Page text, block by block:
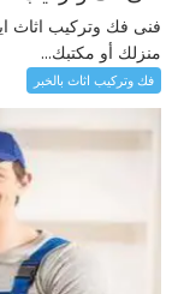
فنى فك وتركيب اثاث
منزلك أو مكتبك...
فك وتركيب اثاث بالخبر